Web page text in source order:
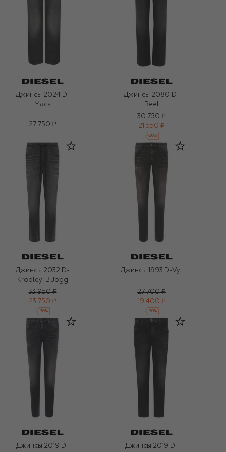
Джинсы 2024 D-
Macs
27 750 ₽
Джинсы 2080 D-
Reel
30 750 ₽
21 550 ₽
-30%
Джинсы 2032 D-
Krooley-B Jogg
33 950 ₽
23 750 ₽
-30%
Джинсы 1993 D-Vyl
27 700 ₽
19 400 ₽
-30%
Джинсы 2019 D-
Джинсы 2019 D-